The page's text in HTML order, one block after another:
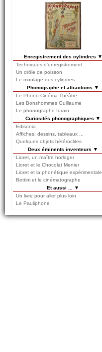
Enregistrement des cylindres ▼
Techniques d'enregistrement
Un drôle de poisson
Le moulage des cylindres
Phonographe et attractions ▼
Le Phono-Cinéma-Théâtre
Les Bonshommes Guillaume
Le phonographe forain
Curiosités phonographiques ▼
Edisonia
Affiches, dessins, tableaux ...
Quelques objets hétéroclites
Deux éminents inventeurs ▼
Lioret, un maître horloger
Lioret et le Chocolat Menier
Lioret et la phonétique expérimentale
Bettini et le cinématographe
Et aussi ... ▼
Un livre pour aller plus loin
Le Pauliphone